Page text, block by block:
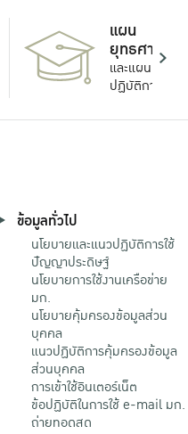
แผน
ยุทธศาสตร์
และแผน
ปฏิบัติการ
ข้อมูลทั่วไป
นโยบายและแนวปฏิบัติการใช้
ปัญญาประดิษฐ์
นโยบายการใช้งานเครือข่าย
มก.
นโยบายคุ้มครองข้อมูลส่วน
บุคคล
แนวปฏิบัติการคุ้มครองข้อมูล
ส่วนบุคคล
การเข้าใช้อินเตอร์เน็ต
ข้อปฏิบัติในการใช้ e-mail มก.
ถ่ายทอดสด